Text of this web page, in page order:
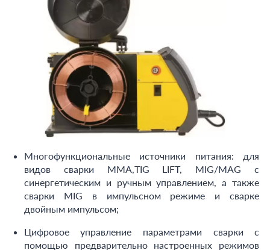
Многофункциональные источники питания: для
видов сварки ММА,TIG LIFT, MIG/MAG с
синергетическим и ручным управлением, а также
сварки MIG в импульсном режиме и сварке
двойным импульсом;
Цифровое управление параметрами сварки с
помощью предварительно настроенных режимов